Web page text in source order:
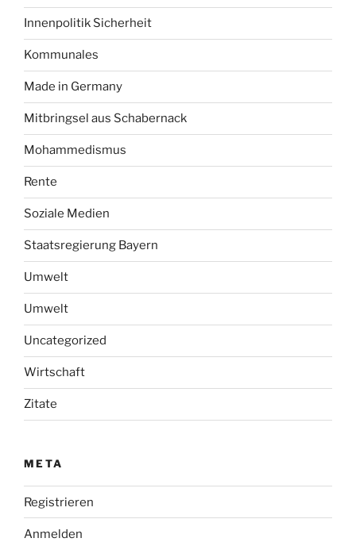
Innenpolitik Sicherheit
Kommunales
Made in Germany
Mitbringsel aus Schabernack
Mohammedismus
Rente
Soziale Medien
Staatsregierung Bayern
Umwelt
Umwelt
Uncategorized
Wirtschaft
Zitate
META
Registrieren
Anmelden